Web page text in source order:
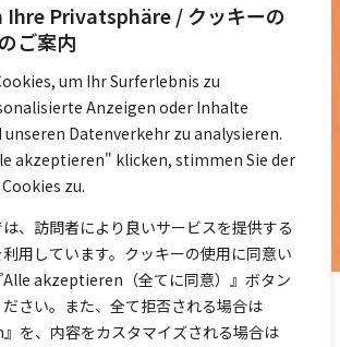
Privatsphäre / クッキーの
ご案内
um Ihr Surferlebnis zu
Anzeigen oder Inhalte
Datenverkehr zu analysieren.
akzeptieren" klicken, stimmen Sie der
zu.
、訪問者により良いサービスを提供する
用しています。クッキーの使用に同意い
Alle akzeptieren（全てに同意）』ボタン
さい。また、全て拒否される場合は
を、内容をカスタマイズされる場合は
ックナンバー
など